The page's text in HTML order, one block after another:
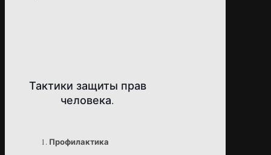
Тактики защиты прав
человека.
Профилактика